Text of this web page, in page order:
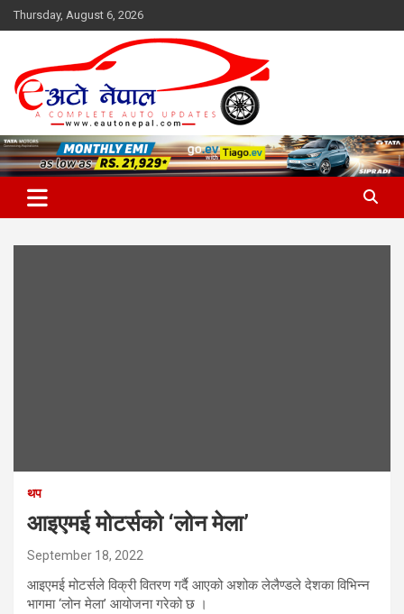
Skip
to
Thursday, August 6, 2026
थप
आइएमई मोटर्सको ‘लोन मेला’
September 18, 2022
आइएमई मोटर्सले विक्री वितरण गर्दै आएको अशोक लेलैण्डले देशका विभिन्न
भागमा ‘लोन मेला’ आयोजना गरेको छ ।